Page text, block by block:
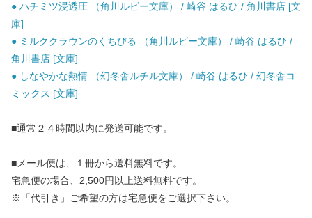
● ハチミツ浸透圧 （角川ルビー文庫） / 崎谷 はるひ / 角川書店 [文
庫]
● ミルククラウンのくちびる （角川ルビー文庫） / 崎谷 はるひ /
角川書店 [文庫]
● しなやかな熱情 （幻冬舎ルチル文庫） / 崎谷 はるひ / 幻冬舎コ
ミックス [文庫]
■通常２４時間以内に発送可能です。
■メール便は、１冊から送料無料です。
宅急便の場合、2,500円以上送料無料です。
※「代引き」ご希望の方は宅急便をご選択下さい。